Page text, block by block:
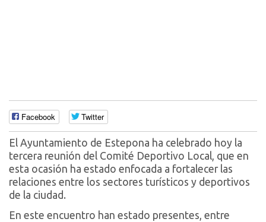
Facebook Twitter
El Ayuntamiento de Estepona ha celebrado hoy la
tercera reunión del Comité Deportivo Local, que en
esta ocasión ha estado enfocada a fortalecer las
relaciones entre los sectores turísticos y deportivos
de la ciudad.
En este encuentro han estado presentes, entre